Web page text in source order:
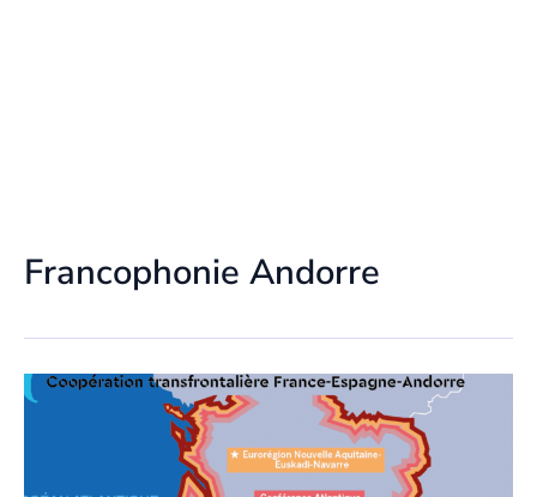
Francophonie Andorre